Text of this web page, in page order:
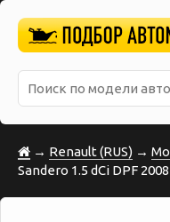
→ Renault (RUS) →
Sandero 1.5 dCi DPF